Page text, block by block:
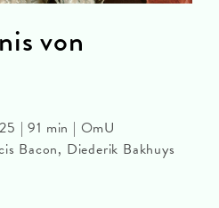
von
| 91 min | OmU
Bacon, Diederik Bakhuys